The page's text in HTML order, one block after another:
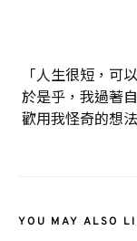
「人生很短，可
於是乎，我過著
歡用我怪奇的想
YOU MAY ALSO